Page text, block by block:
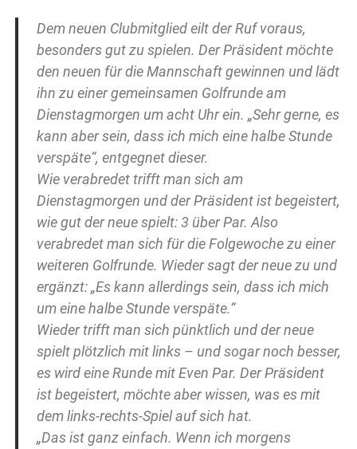
Dem neuen Clubmitglied eilt der Ruf voraus,
besonders gut zu spielen. Der Präsident möchte
den neuen für die Mannschaft gewinnen und lädt
ihn zu einer gemeinsamen Golfrunde am
Dienstagmorgen um acht Uhr ein. „Sehr gerne, es
kann aber sein, dass ich mich eine halbe Stunde
verspäte“, entgegnet dieser.
Wie verabredet trifft man sich am
Dienstagmorgen und der Präsident ist begeistert,
wie gut der neue spielt: 3 über Par. Also
verabredet man sich für die Folgewoche zu einer
weiteren Golfrunde. Wieder sagt der neue zu und
ergänzt: „Es kann allerdings sein, dass ich mich
um eine halbe Stunde verspäte.“
Wieder trifft man sich pünktlich und der neue
spielt plötzlich mit links – und sogar noch besser,
es wird eine Runde mit Even Par. Der Präsident
ist begeistert, möchte aber wissen, was es mit
dem links-rechts-Spiel auf sich hat.
„Das ist ganz einfach. Wenn ich morgens